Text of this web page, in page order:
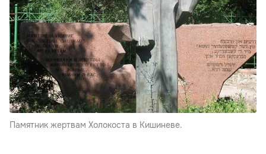
Памятник жертвам Холокоста в Кишиневе.